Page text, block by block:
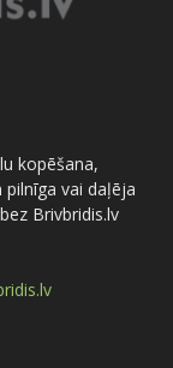
kopēšana,
vai daļēja
Brivbridis.lv